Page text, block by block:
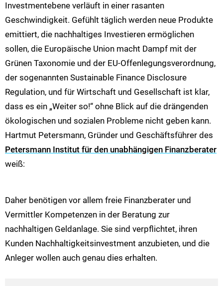
Investmentebene verläuft in einer rasanten
Geschwindigkeit. Gefühlt täglich werden neue Produkte
emittiert, die nachhaltiges Investieren ermöglichen
sollen, die Europäische Union macht Dampf mit der
Grünen Taxonomie und der EU-Offenlegungsverordnung,
der sogenannten Sustainable Finance Disclosure
Regulation, und für Wirtschaft und Gesellschaft ist klar,
dass es ein „Weiter so!“ ohne Blick auf die drängenden
ökologischen und sozialen Probleme nicht geben kann.
Hartmut Petersmann, Gründer und Geschäftsführer des
Petersmann Institut für den unabhängigen Finanzberater
weiß:
Daher benötigen vor allem freie Finanzberater und
Vermittler Kompetenzen in der Beratung zur
nachhaltigen Geldanlage. Sie sind verpflichtet, ihren
Kunden Nachhaltigkeitsinvestment anzubieten, und die
Anleger wollen auch genau dies erhalten.